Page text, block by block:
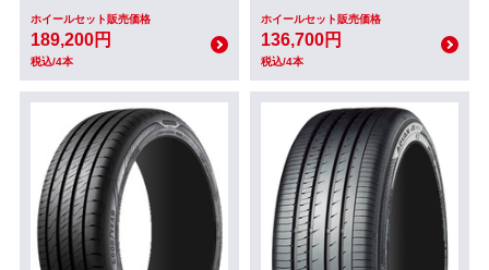
ホイールセット販売価格
189,200円
税込/4本
ホイールセット販売価格
136,700円
税込/4本